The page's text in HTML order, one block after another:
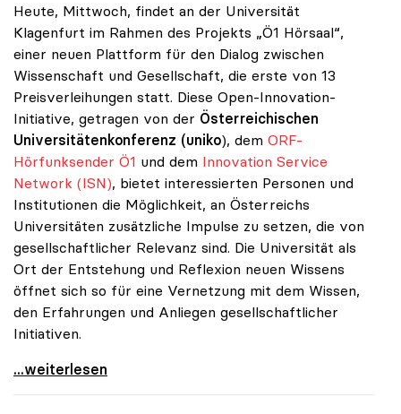
Heute, Mittwoch, findet an der Universität
Klagenfurt im Rahmen des Projekts „Ö1 Hörsaal“,
einer neuen Plattform für den Dialog zwischen
Wissenschaft und Gesellschaft, die erste von 13
Preisverleihungen statt. Diese Open-Innovation-
Initiative, getragen von der Österreichischen
Universitätenkonferenz (uniko), dem ORF-
Hörfunksender Ö1 und dem Innovation Service
Network (ISN), bietet interessierten Personen und
Institutionen die Möglichkeit, an Österreichs
Universitäten zusätzliche Impulse zu setzen, die von
gesellschaftlicher Relevanz sind. Die Universität als
Ort der Entstehung und Reflexion neuen Wissens
öffnet sich so für eine Vernetzung mit dem Wissen,
den Erfahrungen und Anliegen gesellschaftlicher
Initiativen.
Erste Preisverleihung zu uniko-Projekt
...weiterlesen